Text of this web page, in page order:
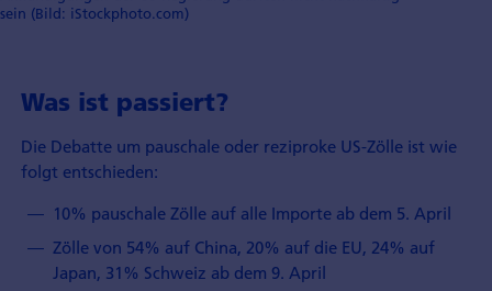
sein (Bild: iStockphoto.com)
Was ist passiert?
Die Debatte um pauschale oder reziproke US-Zölle ist wie
folgt entschieden:
10% pauschale Zölle auf alle Importe ab dem 5. April
Zölle von 54% auf China, 20% auf die EU, 24% auf
Japan, 31% Schweiz ab dem 9. April